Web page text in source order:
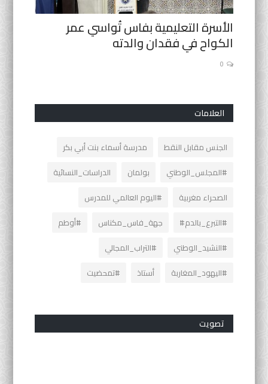
الأسرة التعليمية بفاس تُواسي عمر
الكواح في فقدان والدته
0
العلامات
الجنس مقابل النقط
مدرسة أسماء بنت أبي بكر
#المجلس_الوطني
بولمان
الدراسات_النسائية
الصحراء مغربية
#اليوم العالمي للمدرس
#التبرع_بالدم#
جهة_فاس_مكناس
#أوطم
#النشيد_الوطني
#التراب_المجالي
#اليهود_المغاربة
أستاذ #تمحضيت
تصويت